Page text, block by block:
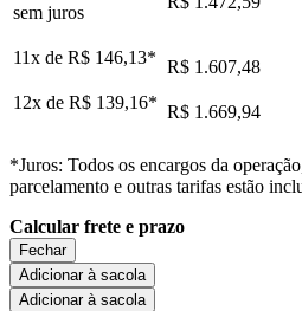
sem juros
11x de R$ 146,13* R$ 1.607,48
12x de R$ 139,16* R$ 1.669,94
*Juros: Todos os encargos da
parcelamento e outras tarifas estão
Calcular frete e prazo
Fechar
Adicionar à sacola
Adicionar à sacola